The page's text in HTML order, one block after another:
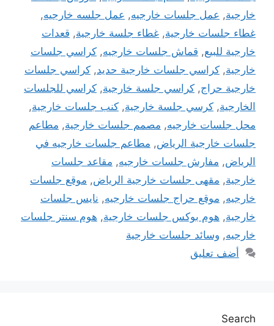
خارجية, عمل جلسات خارجيه, عمل جلسه خارجيه,
غطاء جلسات خارجية, غطاء جلسة خارجية, قعدات
خارجية للبيع, قماش جلسات خارجيه, كراسي جلسات
خارجية, كراسي جلسات خارجية حديد, كراسي جلسات
خارجية حراج, كراسي جلسة خارجية, كراسي للجلسات
الخارجية, كرسي جلسة خارجية, كنب جلسات خارجية,
محل جلسات خارجيه, مصمم جلسات خارجية, مطاعم
جلسات خارجية الرياض, مطاعم جلسات خارجيه في
الرياض, مفارش جلسات خارجيه, مقاعد جلسات
خارجية, مقهى جلسات خارجية الرياض, موقع جلسات
خارجيه, موقع حراج جلسات خارجيه, نايس جلسات
خارجية, هوم بوكس جلسات خارجية, هوم سنتر جلسات
خارجيه, وسائد جلسات خارجية
أضف تعليق
Search